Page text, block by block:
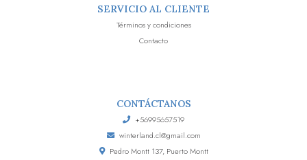
SERVICIO AL CLIENTE
Términos y condiciones
Contacto
CONTÁCTANOS
+56995657519
winterland.cl@gmail.com
Pedro Montt 137, Puerto Montt